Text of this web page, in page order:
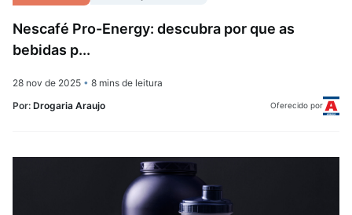
Nescafé Pro-Energy: descubra por que as
bebidas p...
28 nov de 2025 • 8 mins de leitura
Por: Drogaria Araujo Oferecido por